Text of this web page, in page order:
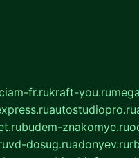
fr.rukraft-you.ru
autostudiopro.ru
budem-znakomye.ru
vd-dosug.ruadonyev.ru